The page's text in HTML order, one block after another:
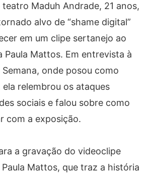
Maduh Andrade, 21 anos,
alvo de “shame digital”
em um clipe sertanejo ao
Paula Mattos. Em entrevista à
onde posou como
relembrou os ataques
sociais e falou sobre como
com a exposição.
a gravação do videoclipe
Paula Mattos, que traz a história